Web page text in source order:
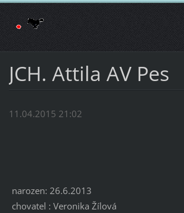
JCH. Attila AV Pes
11.04.2015 21:02
narozen: 26.6.2013
chovatel : Veronika Žílová